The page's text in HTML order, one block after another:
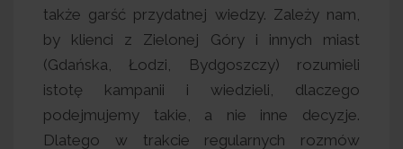
miast.
raporty
na bieżąco
zmiany
także garść przydatnej wiedzy.
by klienci z Zielonej Góry i
(Gdańska, Łodzi, Bydgoszczy)
istotę kampanii i wiedzieli,
podejmujemy takie, a nie inne
Dlatego w trakcie